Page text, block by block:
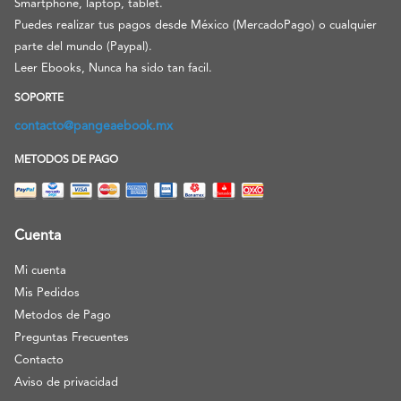
Smartphone, laptop, tablet.
Puedes realizar tus pagos desde México (MercadoPago) o cualquier
parte del mundo (Paypal).
Leer Ebooks, Nunca ha sido tan facil.
SOPORTE
contacto@pangeaebook.mx
METODOS DE PAGO
Cuenta
Mi cuenta
Mis Pedidos
Metodos de Pago
Preguntas Frecuentes
Contacto
Aviso de privacidad